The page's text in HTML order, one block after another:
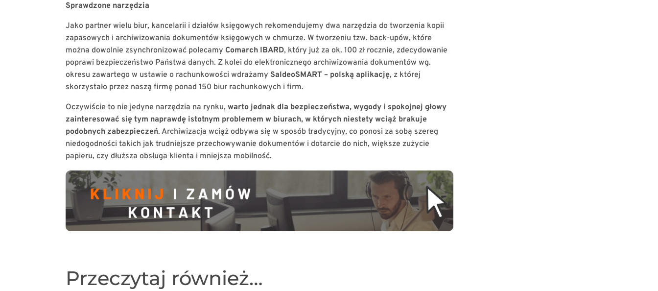
Sprawdzone narzędzia
Jako partner wielu biur, kancelarii i działów księgowych rekomendujemy dwa narzędzia do tworzenia kopii
zapasowych i archiwizowania dokumentów księgowych w chmurze. W tworzeniu tzw. back-upów, które
można dowolnie zsynchronizować polecamy Comarch IBARD, który już za ok. 100 zł rocznie, zdecydowanie
poprawi bezpieczeństwo Państwa danych. Z kolei do elektronicznego archiwizowania dokumentów wg.
okresu zawartego w ustawie o rachunkowości wdrażamy SaldeoSMART – polską aplikację, z której
skorzystało przez naszą firmę ponad 150 biur rachunkowych i firm.
Oczywiście to nie jedyne narzędzia na rynku,warto jednak dla bezpieczeństwa, wygody i spokojnej głowy
zainteresować się tym naprawdę istotnym problemem w biurach, w których niestety wciąż brakuje
podobnych zabezpieczeń. Archiwizacja wciąż odbywa się w sposób tradycyjny, co ponosi za sobą szereg
niedogodności takich jak trudniejsze przechowywanie dokumentów i dotarcie do nich, większe zużycie
papieru, czy dłuższa obsługa klienta i mniejsza mobilność.
Przeczytaj również…